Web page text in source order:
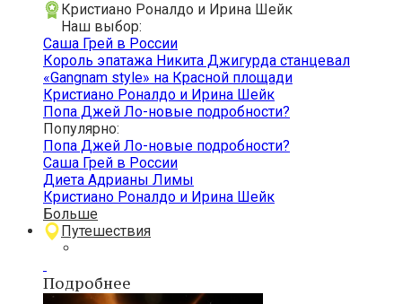
Кристиано Роналдо и Ирина Шейк
Наш выбор:
Саша Грей в России
Король эпатажа Никита Джигурда станцевал
«Gangnam style» на Красной площади
Кристиано Роналдо и Ирина Шейк
Попа Джей Ло-новые подробности?
Популярно:
Попа Джей Ло-новые подробности?
Саша Грей в России
Диета Адрианы Лимы
Кристиано Роналдо и Ирина Шейк
Больше
Путешествия
Подробнее